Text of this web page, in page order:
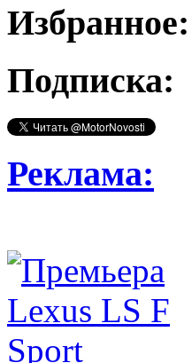
Избранное:
Подписка:
Реклама: